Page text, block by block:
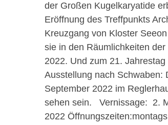
der Großen Kugelkaryatide
Eröffnung des Treffpunkts
Kreuzgang von Kloster
sie in den Räumlichkeiten
2022. Und zum 21.
Ausstellung nach Schwaben:
September 2022 im
sehen sein. Vernissage: 2.
2022